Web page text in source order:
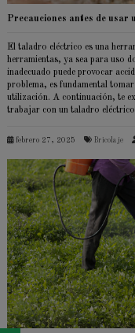
Precauciones antes de usar
El taladro eléctrico es una
herramientas, ya sea para uso
inadecuado puede provocar
problema, es fundamental
utilización. A continuación, te
trabajar con un taladro eléctrico
febrero 27, 2025 Bricolaje